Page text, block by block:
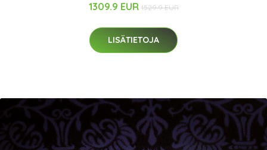
1309.9 EUR 1529.9 EUR
LISÄTIETOJA